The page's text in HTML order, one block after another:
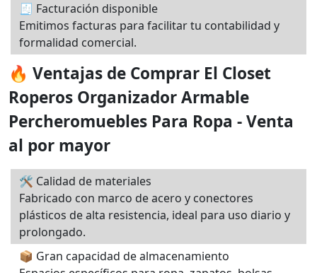
🧾 Facturación disponible
Emitimos facturas para facilitar tu contabilidad y
formalidad comercial.
🔥 Ventajas de Comprar El Closet
Roperos Organizador Armable
Percheromuebles Para Ropa - Venta
al por mayor
🛠️ Calidad de materiales
Fabricado con marco de acero y conectores
plásticos de alta resistencia, ideal para uso diario y
prolongado.
📦 Gran capacidad de almacenamiento